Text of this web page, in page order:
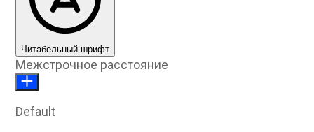
Читабельный шрифт
Межстрочное расстояние
Default